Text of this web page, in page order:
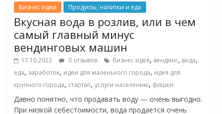
Бизнес идеи Продукты, напитки и еда
Вкусная вода в розлив, или в чем
самый главный минус
вендинговых машин
17.10.2023 0 отзывов бизнес идея, вендинг, вода,
еда, заработок, идеи для маленького города, идея для
крупного города, стартап,услуги населению, фишки
Давно понятно, что продавать воду — очень выгодно.
При низкой себестоимости, вода продается очень